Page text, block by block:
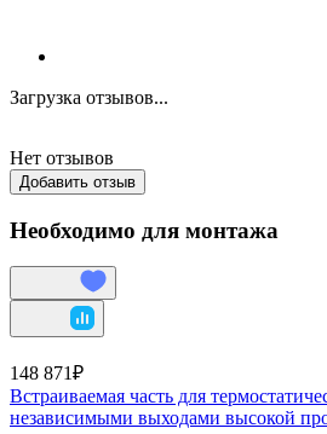
Загрузка отзывов...
Нет отзывов
Добавить отзыв
Необходимо для монтажа
148 871₽
Встраиваемая часть для
независимыми выходами высокой